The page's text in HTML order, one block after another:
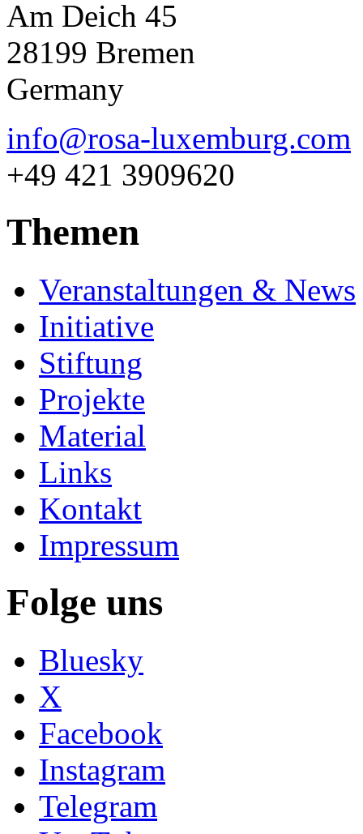
Am Deich 45
28199 Bremen
Germany
info@rosa-luxemburg.com
+49 421 3909620
Themen
Veranstaltungen & News
Initiative
Stiftung
Projekte
Material
Links
Kontakt
Impressum
Folge uns
Bluesky
X
Facebook
Instagram
Telegram